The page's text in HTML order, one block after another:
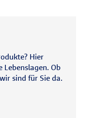
Hier
Lebenslagen. Ob
sind für Sie da.